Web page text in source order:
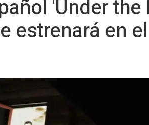
'Under
estrenará en